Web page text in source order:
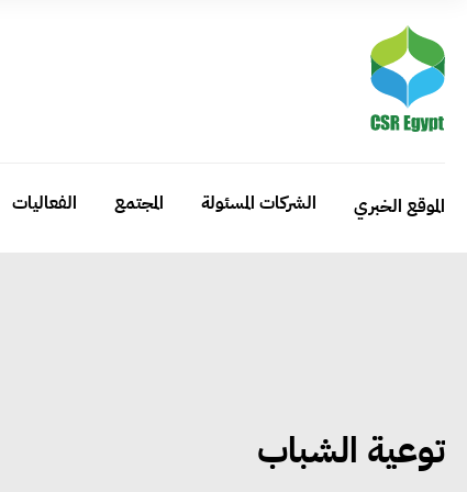
الموقع الخبري الشركات المسئولة المجتمع الفعاليات
توعية الشباب